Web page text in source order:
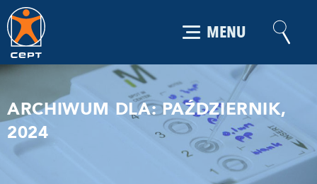
MENU
ARCHIWUM DLA: PAŹDZIERNIK,
2024